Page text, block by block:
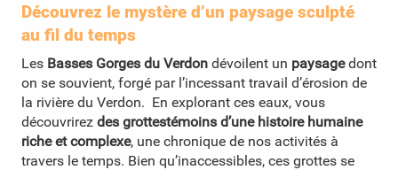
Découvrez le mystère d’un paysage sculpté
au fil du temps
Les Basses Gorges du Verdon dévoilent un paysagedont
on se souvient, forgé par l’incessant travail d’érosion de
la rivière du Verdon. En explorant ces eaux, vous
découvrirez des grottestémoins d’une histoire humaine
riche et complexe, une chronique de nos activités à
travers le temps. Bien qu’inaccessibles, ces grottes se